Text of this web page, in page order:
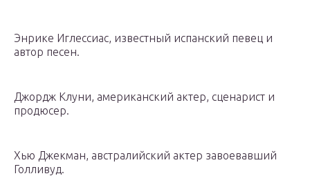
Энрике Иглессиас, известный испанский певец и
автор песен.
Джордж Клуни, американский актер, сценарист и
продюсер.
Хью Джекман, австралийский актер завоевавший
Голливуд.